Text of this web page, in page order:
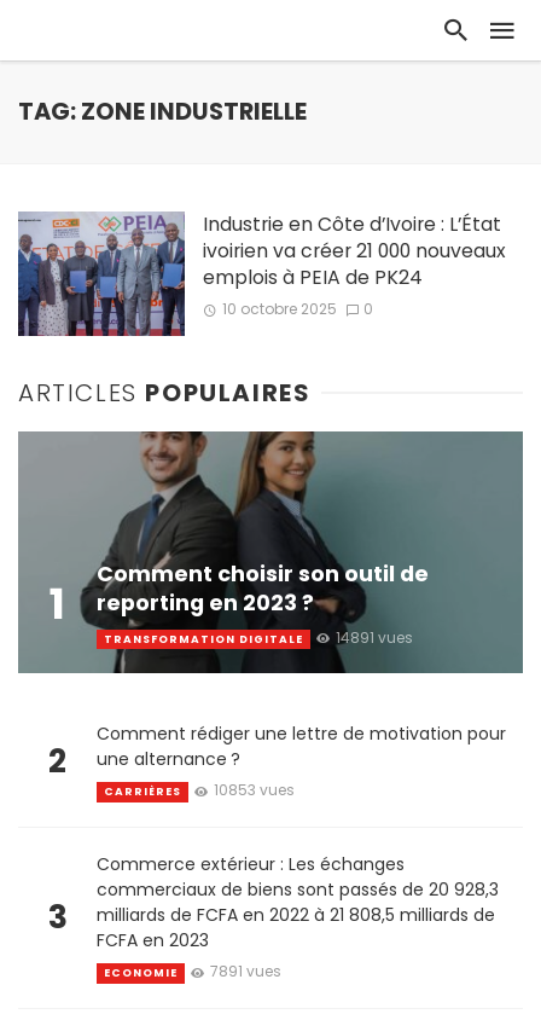
TAG: ZONE INDUSTRIELLE
Industrie en Côte d’Ivoire : L’État
ivoirien va créer 21 000 nouveaux
emplois à PEIA de PK24
10 octobre 2025 0
ARTICLES POPULAIRES
1
Comment choisir son outil de
reporting en 2023 ?
TRANSFORMATION DIGITALE 14891 vues
2
Comment rédiger une lettre de motivation pour
une alternance ?
CARRIÈRES 10853 vues
3
Commerce extérieur : Les échanges
commerciaux de biens sont passés de 20 928,3
milliards de FCFA en 2022 à 21 808,5 milliards de
FCFA en 2023
ECONOMIE 7891 vues